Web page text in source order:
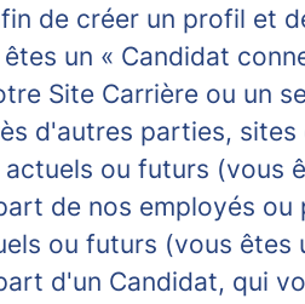
de créer un profil et
un « Candidat
Site Carrière ou un
d'autres parties,
ou futurs (vous
de nos employés
ou futurs (vous êtes
d'un Candidat, qui